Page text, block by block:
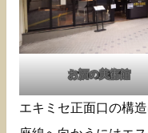
お酒の美術館
エキミセ正面口の構